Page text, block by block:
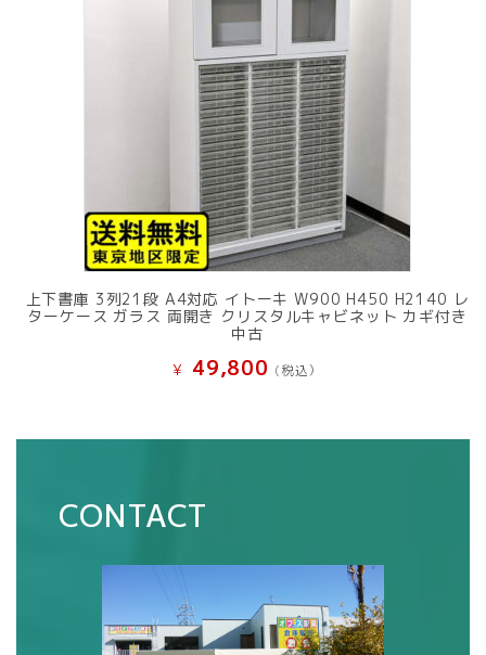
上下書庫 3列21段 A4対応 イトーキ W900 H450 H2140 レ
ターケース ガラス 両開き クリスタルキャビネット カギ付き
中古
¥ 49,800 (税込）
CONTACT